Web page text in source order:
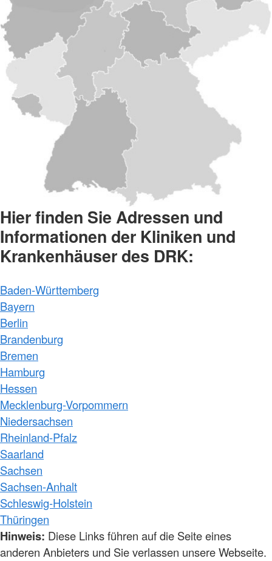
Hier finden Sie Adressen und
Informationen der Kliniken und
Krankenhäuser des DRK:
Baden-Württemberg
Bayern
Berlin
Brandenburg
Bremen
Hamburg
Hessen
Mecklenburg-Vorpommern
Niedersachsen
Rheinland-Pfalz
Saarland
Sachsen
Sachsen-Anhalt
Schleswig-Holstein
Thüringen
Hinweis: Diese Links führen auf die Seite eines
anderen Anbieters und Sie verlassen unsere Webseite.